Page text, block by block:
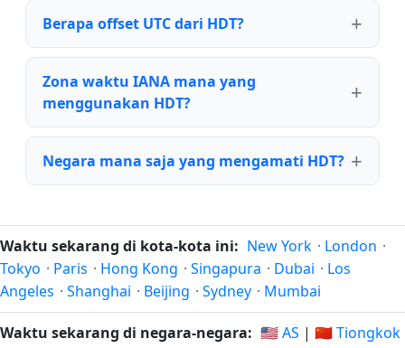
Berapa offset UTC dari HDT?
Zona waktu IANA mana yang
menggunakan HDT?
Negara mana saja yang mengamati HDT?
Waktu sekarang di kota-kota ini: New York · London ·
Tokyo · Paris · Hong Kong · Singapura · Dubai · Los
Angeles · Shanghai · Beijing · Sydney · Mumbai
Waktu sekarang di negara-negara: 🇺🇸 AS | 🇨🇳 Tiongkok